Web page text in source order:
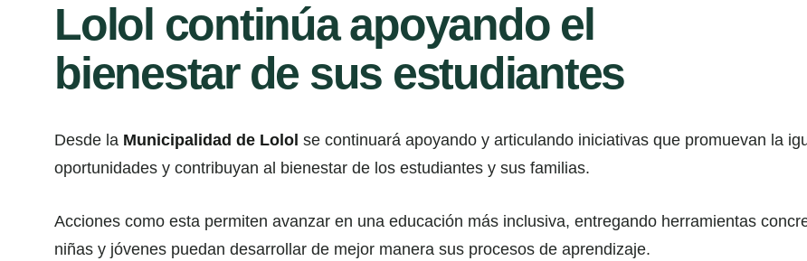
Lolol continúa apoyando el
bienestar de sus estudiantes
Desde la Municipalidad de Lolol se continuará apoyando y articulando iniciativas que promuevan la
oportunidades y contribuyan al bienestar de los estudiantes y sus familias.
Acciones como esta permiten avanzar en una educación más inclusiva, entregando herramientas
niñas y jóvenes puedan desarrollar de mejor manera sus procesos de aprendizaje.